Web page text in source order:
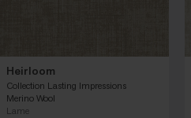
Heirloom
Collection Lasting Impressions
Merino Wool
Lame